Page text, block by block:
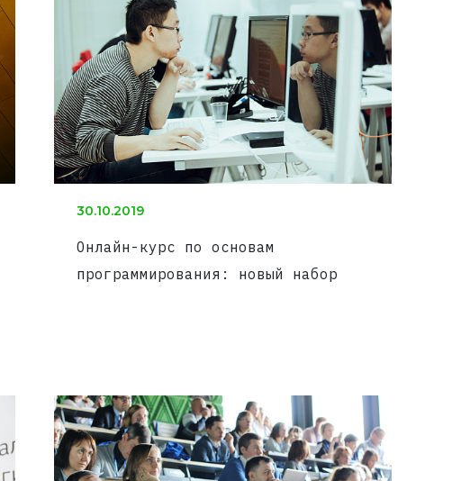
30.10.2019
Онлайн-курс по основам
программирования: новый набор